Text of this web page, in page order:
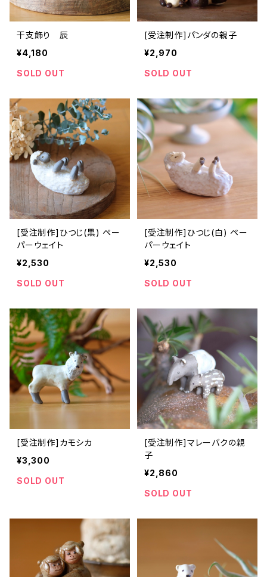
干支飾り 辰
¥4,180
SOLD OUT
[受注制作]パンダの親子
¥2,970
SOLD OUT
[受注制作]ひつじ(黒) ペー
パーウェイト
¥2,530
SOLD OUT
[受注制作]ひつじ(白) ペー
パーウェイト
¥2,530
SOLD OUT
[受注制作]カモシカ
¥3,300
SOLD OUT
[受注制作]マレーバクの親
子
¥2,860
SOLD OUT